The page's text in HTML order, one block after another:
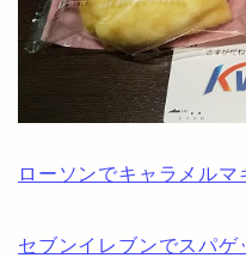
ローソンでキャラメルマ
セブンイレブンでスパ